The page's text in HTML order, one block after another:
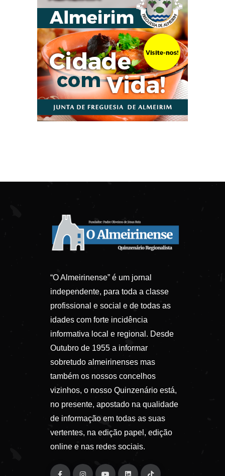
“O Almeirinense” é um jornal
independente, para toda a classe
profissional e social e de todas as
idades com forte incidência
informativa local e regional. Desde
Outubro de 1955 a informar
sobretudo almeirinenses mas
também os nossos concelhos
vizinhos, o nosso Quinzenário está,
no presente, apostado na qualidade
de informação em todas as suas
vertentes, na edição papel, edição
online e nas redes sociais.